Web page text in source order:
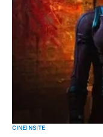
CINEINSITE